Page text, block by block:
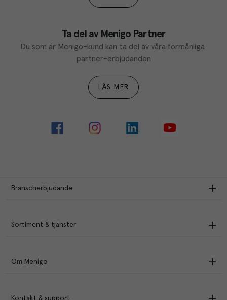
Ta del av Menigo Partner
Du som är Menigo-kund kan ta del av våra förmånliga
partner-erbjudanden
LÄS MER
Branscherbjudande
Sortiment & tjänster
Om Menigo
Kontakt & support